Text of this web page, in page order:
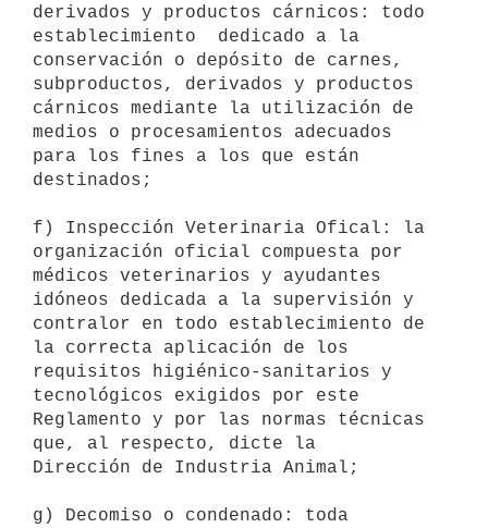
derivados y productos cárnicos: todo
establecimiento  dedicado a la
conservación o depósito de carnes,
subproductos, derivados y productos
cárnicos mediante la utilización de
medios o procesamientos adecuados
para los fines a los que están
destinados;
f) Inspección Veterinaria Ofical: la
organización oficial compuesta por
médicos veterinarios y ayudantes
idóneos dedicada a la supervisión y
contralor en todo establecimiento de
la correcta aplicación de los
requisitos higiénico-sanitarios y
tecnológicos exigidos por este
Reglamento y por las normas técnicas
que, al respecto, dicte la
Dirección de Industria Animal;
g) Decomiso o condenado: toda